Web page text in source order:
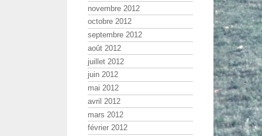
novembre 2012
octobre 2012
septembre 2012
août 2012
juillet 2012
juin 2012
mai 2012
avril 2012
mars 2012
février 2012